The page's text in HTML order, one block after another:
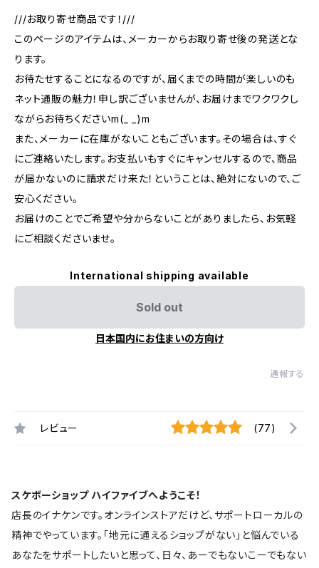
///お取り寄せ商品です！///
このページのアイテムは、メーカーからお取り寄せ後の発送とな
ります。
お待たせすることになるのですが、届くまでの時間が楽しいのも
ネット通販の魅力！申し訳ございませんが、お届けまでワクワクし
ながらお待ちくださいm(_ _)m
また、メーカーに在庫がないこともございます。その場合は、すぐ
にご連絡いたします。お支払いもすぐにキャンセルするので、商品
が届かないのに請求だけ来た！ということは、絶対にないので、ご
安心ください。
お届けのことでご希望や分からないことがありましたら、お気軽
にご相談くださいませ。
International shipping available
Sold out
日本国内にお住まいの方向け
通報する
レビュー (77)
スケボーショップ ハイファイブへようこそ！
店長のイナケンです。オンラインストアだけど、サポートローカルの
精神でやっています。「地元に通えるショップがない」と悩んでいる
あなたをサポートしたいと思って、日々、あーでもないこーでもない